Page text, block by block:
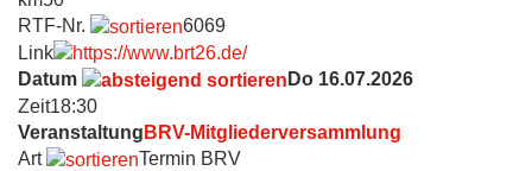
RTF-Nr.
6069
Link
Datum
Do 16.07.2026
Zeit18:30
Veranstaltung BRV-Mitgliederversammlung
Art
Termin BRV